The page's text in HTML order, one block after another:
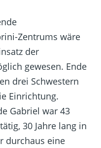
Zentrums wäre
der
gewesen. Ende
drei Schwestern
Einrichtung.
Gabriel war 43
30 Jahre lang in
durchaus eine